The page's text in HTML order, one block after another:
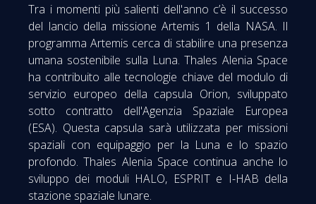
Tra i momenti più salienti dell'anno c’è il successo
del lancio della missione Artemis 1 della NASA. Il
programma Artemis cerca di stabilire una presenza
umana sostenibile sulla Luna. Thales Alenia Space
ha contribuito alle tecnologie chiave del modulo di
servizio europeo della capsula Orion, sviluppato
sotto contratto dell'Agenzia Spaziale Europea
(ESA). Questa capsula sarà utilizzata per missioni
spaziali con equipaggio per la Luna e lo spazio
profondo. Thales Alenia Space continua anche lo
sviluppo dei moduli HALO, ESPRIT e I-HAB della
stazione spaziale lunare.